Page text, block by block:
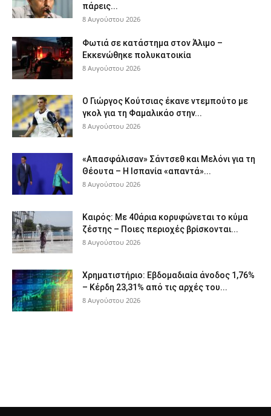
πάρεις...
8 Αυγούστου 2026
Φωτιά σε κατάστημα στον Άλιμο –
Εκκενώθηκε πολυκατοικία
8 Αυγούστου 2026
Ο Γιώργος Κούτσιας έκανε ντεμπούτο με
γκολ για τη Φαμαλικάο στην...
8 Αυγούστου 2026
«Απασφάλισαν» Σάντσεθ και Μελόνι για τη
Θέουτα – Η Ισπανία «απαντά»...
8 Αυγούστου 2026
Καιρός: Με 40άρια κορυφώνεται το κύμα
ζέστης – Ποιες περιοχές βρίσκονται...
8 Αυγούστου 2026
Χρηματιστήριο: Εβδομαδιαία άνοδος 1,76%
– Κέρδη 23,31% από τις αρχές του...
8 Αυγούστου 2026